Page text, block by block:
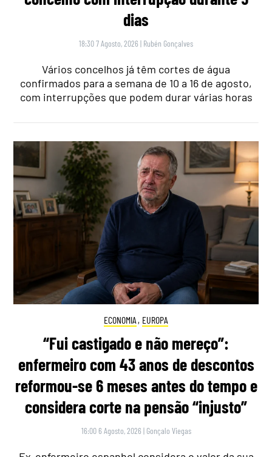
dias
18:30 7 Agosto, 2026 | Rubén Gonçalves
Vários concelhos já têm cortes de água
confirmados para a semana de 10 a 16 de agosto,
com interrupções que podem durar várias horas
ECONOMIA , EUROPA
“Fui castigado e não mereço”:
enfermeiro com 43 anos de descontos
reformou-se 6 meses antes do tempo e
considera corte na pensão “injusto”
16:00 6 Agosto, 2026 | Gonçalo Viegas